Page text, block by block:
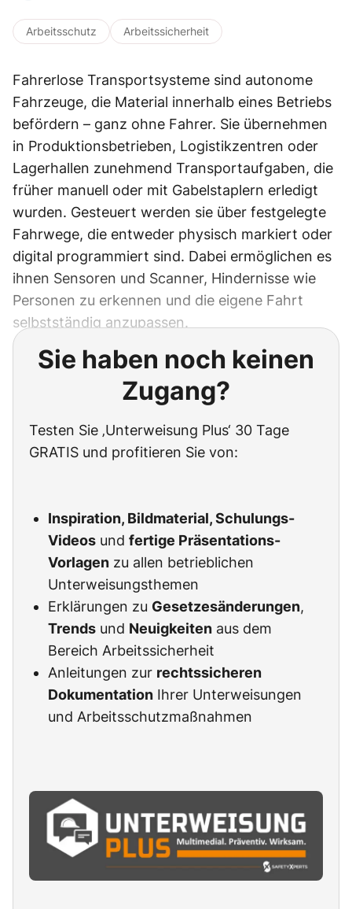
Arbeitsschutz Arbeitssicherheit
Fahrerlose Transportsysteme sind autonome
Fahrzeuge, die Material innerhalb eines Betriebs
befördern – ganz ohne Fahrer. Sie übernehmen
in Produktionsbetrieben, Logistikzentren oder
Lagerhallen zunehmend Transportaufgaben, die
früher manuell oder mit Gabelstaplern erledigt
wurden. Gesteuert werden sie über festgelegte
Fahrwege, die entweder physisch markiert oder
digital programmiert sind. Dabei ermöglichen es
ihnen Sensoren und Scanner, Hindernisse wie
Personen zu erkennen und die eigene Fahrt
selbstständig anzupassen.
Sie haben noch keinen
Zugang?
Testen Sie ‚Unterweisung Plus‘ 30 Tage
GRATIS und profitieren Sie von:
Inspiration, Bildmaterial, Schulungs-
Videos und fertige Präsentations-
Vorlagen zu allen betrieblichen
Unterweisungsthemen
Erklärungen zu Gesetzesänderungen,
Trends und Neuigkeiten aus dem
Bereich Arbeitssicherheit
Anleitungen zur rechtssicheren
Dokumentation Ihrer Unterweisungen
und Arbeitsschutzmaßnahmen